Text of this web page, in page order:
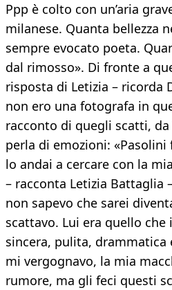
Ppp è colto con un’aria
milanese. Quanta bellezza
sempre evocato poeta.
dal rimosso». Di fronte a
risposta di Letizia – ricorda
non ero una fotografa in
racconto di quegli scatti, da
perla di emozioni:
lo andai a cercare con la
– racconta Letizia Battaglia
non sapevo che sarei
scattavo. Lui era quello che
sincera, pulita, drammatica
mi vergognavo, la mia
rumore, ma gli feci questi